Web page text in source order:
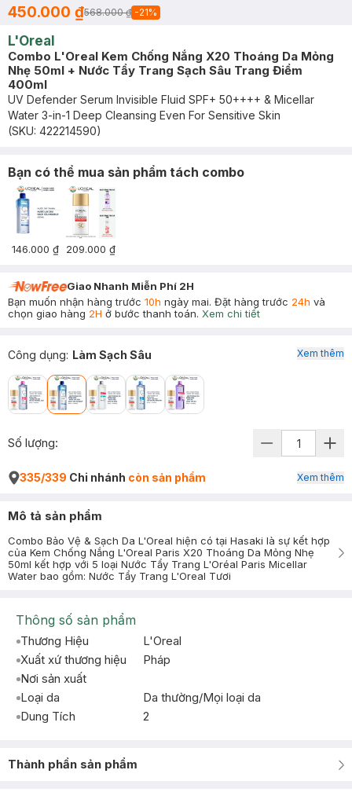
450.000 ₫568.000 ₫ -21%
L'Oreal
Combo L'Oreal Kem Chống Nắng X20 Thoáng Da Mỏng
Nhẹ 50ml + Nước Tẩy Trang Sạch Sâu Trang Điểm
400ml
UV Defender Serum Invisible Fluid SPF+ 50++++ & Micellar
Water 3-in-1 Deep Cleansing Even For Sensitive Skin
(SKU: 422214590)
Bạn có thể mua sản phẩm tách combo
146.000 ₫ 209.000 ₫
Giao Nhanh Miễn Phí 2H
Bạn muốn nhận hàng trước 10h ngày mai. Đặt hàng trước 24h và
chọn giao hàng 2H ở bước thanh toán. Xem chi tiết
Công dụng: Làm Sạch Sâu Xem thêm
Số lượng:
335/339 Chi nhánh còn sản phẩm Xem thêm
Mô tả sản phẩm
Combo Bảo Vệ & Sạch Da L'Oreal hiện có tại Hasaki là sự kết hợp
của Kem Chống Nắng L'Oreal Paris X20 Thoáng Da Mỏng Nhẹ
50ml kết hợp với 5 loại Nước Tẩy Trang L'Oréal Paris Micellar
Water bao gồm: Nước Tẩy Trang L'Oreal Tươi
Thông số sản phẩm
Thương Hiệu
L'Oreal
Xuất xứ thương hiệu
Pháp
Nơi sản xuất
Loại da
Da thường/Mọi loại da
Dung Tích
2
Thành phần sản phẩm